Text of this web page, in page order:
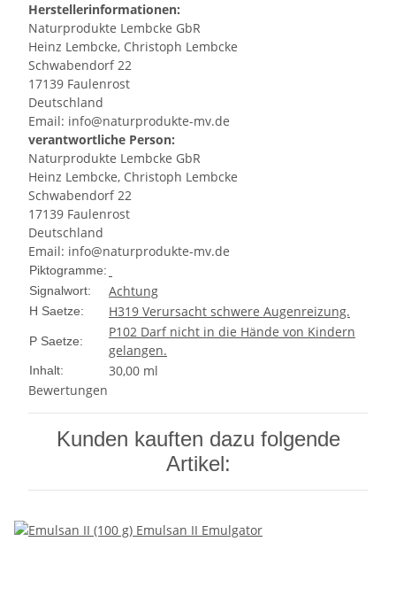
Herstellerinformationen:
Naturprodukte Lembcke GbR
Heinz Lembcke, Christoph Lembcke
Schwabendorf 22
17139 Faulenrost
Deutschland
Email: info@naturprodukte-mv.de
verantwortliche Person:
Naturprodukte Lembcke GbR
Heinz Lembcke, Christoph Lembcke
Schwabendorf 22
17139 Faulenrost
Deutschland
Email: info@naturprodukte-mv.de
Piktogramme:
Signalwort:
Achtung
H Saetze: H319 Verursacht schwere Augenreizung.
P Saetze:
P102 Darf nicht in die Hände von Kindern
gelangen.
Inhalt:
30,00 ml
Bewertungen
Kunden kauften dazu folgende
Artikel: